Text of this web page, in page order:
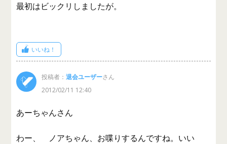
最初はビックリしましたが。
いいね！
投稿者：退会ユーザーさん
2012/02/11 12:40
あーちゃんさん
わー、 ノアちゃん、お喋りするんですね。いい